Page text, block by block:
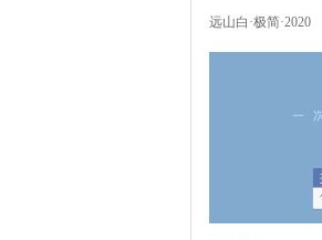
远山白·极简·2020